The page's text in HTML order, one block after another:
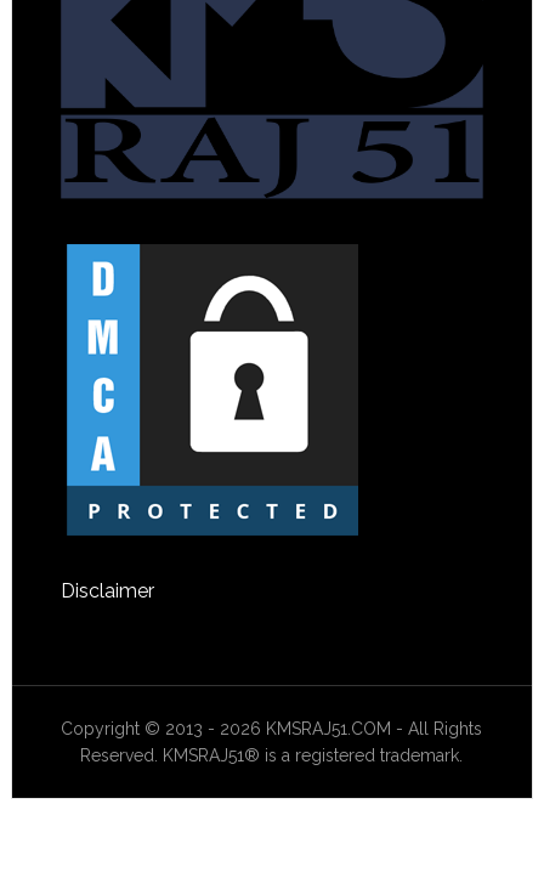
Disclaimer
Copyright © 2013 - 2026 KMSRAJ51.COM - All Rights
Reserved. KMSRAJ51® is a registered trademark.